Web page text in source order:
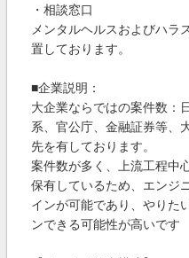
・相談窓口
メンタルヘルスおよびハラ
置しております。
■企業説明：
大企業ならではの案件数：
系、官公庁、金融証券等、
先を有しております。
案件数が多く、上流工程中
保有しているため、エンジ
インが可能であり、やりた
ンできる可能性が高いです